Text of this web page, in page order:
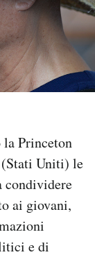
la Princeton
Uniti) le
condividere
ai giovani,
e di